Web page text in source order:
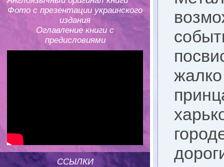
Фото с презентации украинского
издания
Оглавление книги с
предисловиями
ССЫЛКИ